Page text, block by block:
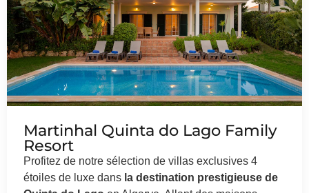
Martinhal Quinta do Lago Family
Resort
Profitez de notre sélection de villas exclusives 4
étoiles de luxe dans la destination prestigieuse de